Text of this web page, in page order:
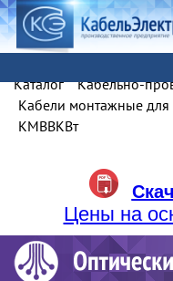
Каталог
Кабельно-
Кабели монтажные для
КМВВКВт
Цены на